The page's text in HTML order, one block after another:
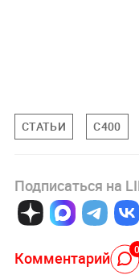
СТАТЬИ С400
Подписаться на
Комментарий 0